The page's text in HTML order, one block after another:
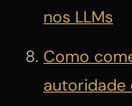
nos LLMs
Como
autoridade